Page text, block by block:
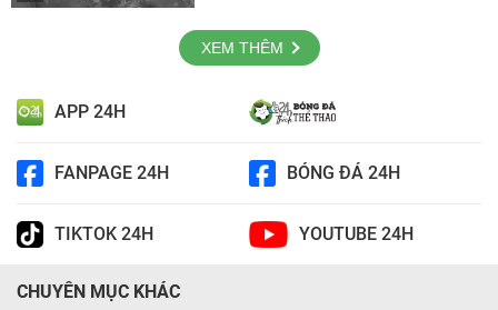
XEM THÊM
APP 24H
FANPAGE 24H BÓNG ĐÁ 24H
TIKTOK 24H YOUTUBE 24H
CHUYÊN MỤC KHÁC